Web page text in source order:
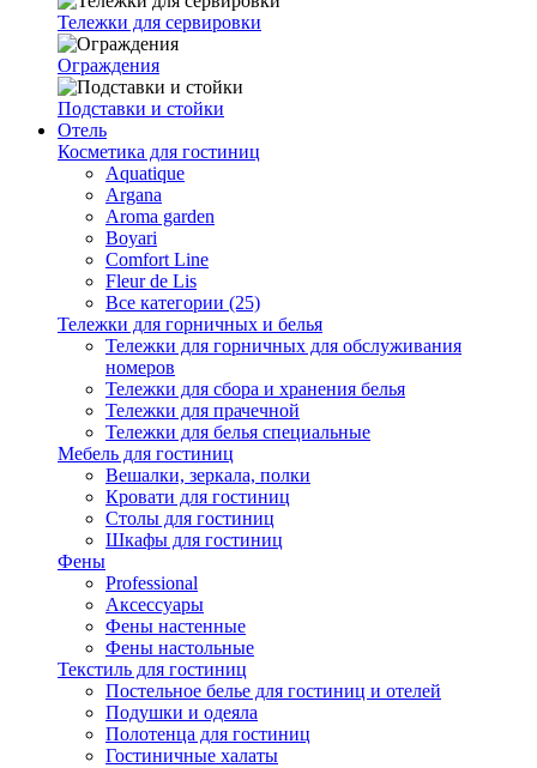
Тележки для сервировки
Ограждения
Подставки и стойки
Отель
Косметика для гостиниц
Aquatique
Argana
Aroma garden
Boyari
Comfort Line
Fleur de Lis
Все категории (25)
Тележки для горничных и белья
Тележки для горничных для обслуживания
номеров
Тележки для сбора и хранения белья
Тележки для прачечной
Тележки для белья специальные
Мебель для гостиниц
Вешалки, зеркала, полки
Кровати для гостиниц
Столы для гостиниц
Шкафы для гостиниц
Фены
Professional
Аксессуары
Фены настенные
Фены настольные
Текстиль для гостиниц
Постельное белье для гостиниц и отелей
Подушки и одеяла
Полотенца для гостиниц
Гостиничные халаты